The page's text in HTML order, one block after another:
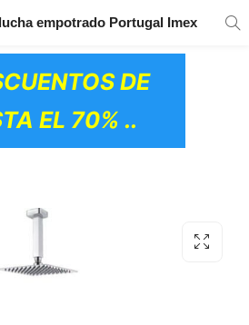
PRODUCTOS
DE
EL 70% ..
empotrado Portugal Imex